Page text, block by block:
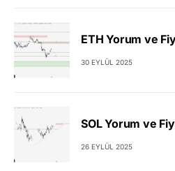
ETH Yorum ve
30 EYLÜL 2025
SOL Yorum ve
26 EYLÜL 2025